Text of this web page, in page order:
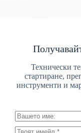
Технически
стартиране,
инструменти и